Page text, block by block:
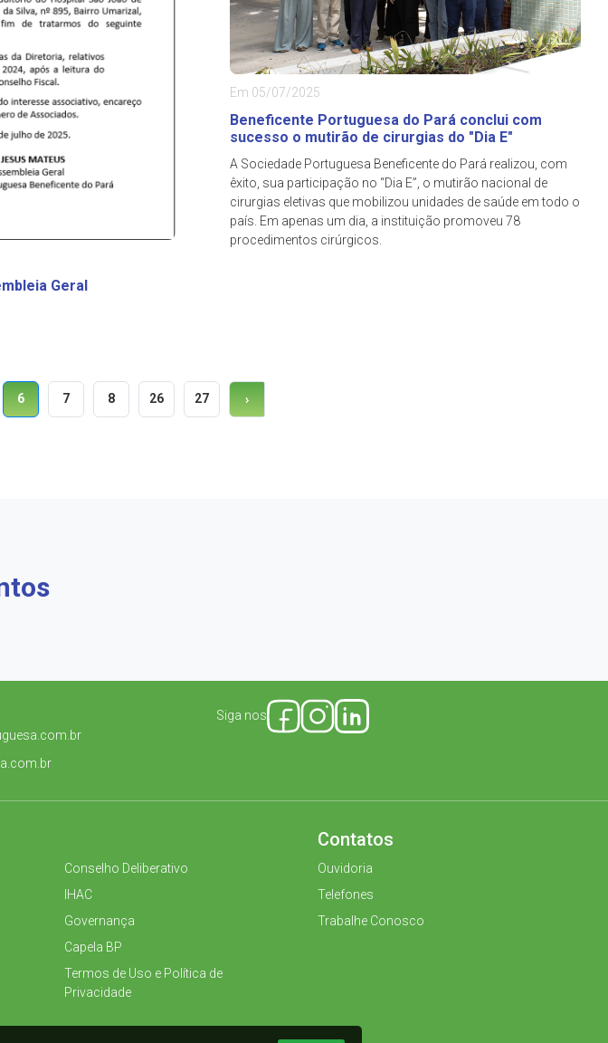
Geral
Em 05/07/2025
Beneficente Portuguesa do Pará conclui com
sucesso o mutirão de cirurgias do "Dia E"
A Sociedade Portuguesa Beneficente do Pará realizou, com
êxito, sua participação no “Dia E”, o mutirão nacional de
cirurgias eletivas que mobilizou unidades de saúde em todo o
país. Em apenas um dia, a instituição promoveu 78
procedimentos cirúrgicos.
6 7 8 26 27 ›
Siga nos
Conselho Deliberativo
IHAC
Governança
Capela BP
Termos de Uso e Política de
Privacidade
Contatos
Ouvidoria
Telefones
Trabalhe Conosco